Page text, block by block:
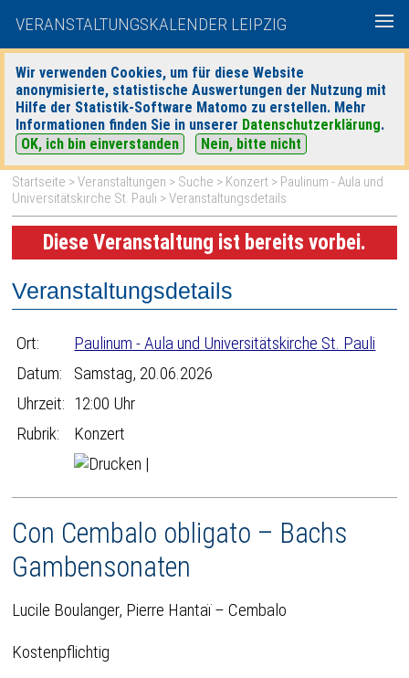
VERANSTALTUNGSKALENDER LEIPZIG
Wir verwenden Cookies, um für diese Website
anonymisierte, statistische Auswertungen der Nutzung mit
Hilfe der Statistik-Software Matomo zu erstellen. Mehr
Informationen finden Sie in unserer Datenschutzerklärung.
OK, ich bin einverstanden
Nein, bitte nicht
heute|morgen| Detaillierte Suche
Startseite >Veranstaltungen > Suche > Konzert > Paulinum - Aula und
Universitätskirche St. Pauli > Veranstaltungsdetails
Diese Veranstaltung ist bereits vorbei.
Veranstaltungsdetails
Ort:
Paulinum - Aula und Universitätskirche St. Pauli
Datum:
Samstag, 20.06.2026
Uhrzeit: 12:00 Uhr
Rubrik:
Konzert
|
Con Cembalo obligato – Bachs
Gambensonaten
Lucile Boulanger, Pierre Hantaï – Cembalo
Kostenpflichtig